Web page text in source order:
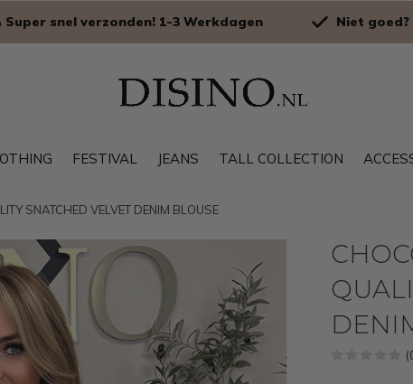
FESTIVAL JEANS TALL COLLECTION
Super snel verzonden! 1-3 Werkdagen Niet
SNATCHED VELVET DENIM BLOUSE